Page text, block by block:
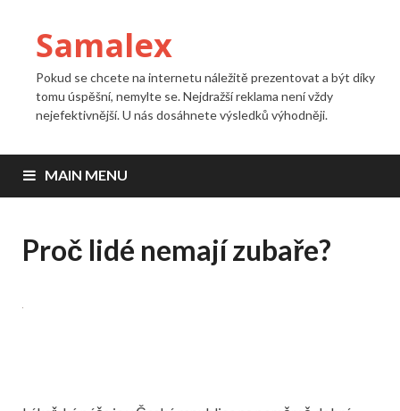
Samalex
Pokud se chcete na internetu náležitě prezentovat a být díky
tomu úspěšní, nemylte se. Nejdražší reklama není vždy
nejefektivnější. U nás dosáhnete výsledků výhodněji.
MAIN MENU
Proč lidé nemají zubaře?